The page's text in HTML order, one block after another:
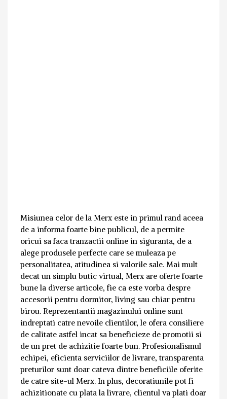
Misiunea celor de la Merx este in primul rand aceea
de a informa foarte bine publicul, de a permite
oricui sa faca tranzactii online in siguranta, de a
alege produsele perfecte care se muleaza pe
personalitatea, atitudinea si valorile sale. Mai mult
decat un simplu butic virtual, Merx are oferte foarte
bune la diverse articole, fie ca este vorba despre
accesorii pentru dormitor, living sau chiar pentru
birou. Reprezentantii magazinului online sunt
indreptati catre nevoile clientilor, le ofera consiliere
de calitate astfel incat sa beneficieze de promotii si
de un pret de achizitie foarte bun. Profesionalismul
echipei, eficienta serviciilor de livrare, transparenta
preturilor sunt doar cateva dintre beneficiile oferite
de catre site-ul Merx. In plus, decoratiunile pot fi
achizitionate cu plata la livrare, clientul va plati doar